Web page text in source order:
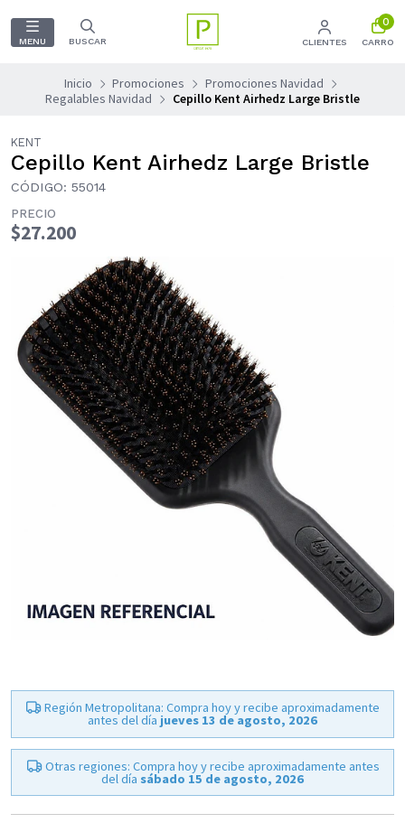
MENU BUSCAR CLIENTES
0
CARRO
Inicio Promociones
Promociones Navidad
Regalables Navidad
Cepillo Kent Airhedz Large Bristle
KENT
Cepillo Kent Airhedz Large Bristle
CÓDIGO: 55014
PRECIO
$27.200
Región Metropolitana: Compra hoy y recibe aproximadamente
antes del día jueves 13 de agosto, 2026
Otras regiones: Compra hoy y recibe aproximadamente antes
del día sábado 15 de agosto, 2026